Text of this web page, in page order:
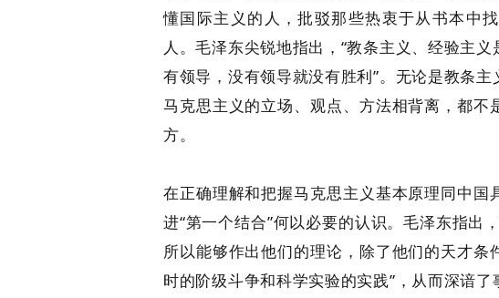
懂国际主义的人，批驳那些热衷于从书本中
人。毛泽东尖锐地指出，“教条主义、经验主
有领导，没有领导就没有胜利”。无论是教条
马克思主义的立场、观点、方法相背离，都不
方。
在正确理解和把握马克思主义基本原理同中国
进“第一个结合”何以必要的认识。毛泽东指出
所以能够作出他们的理论，除了他们的天才条
时的阶级斗争和科学实验的实践”，从而深谙